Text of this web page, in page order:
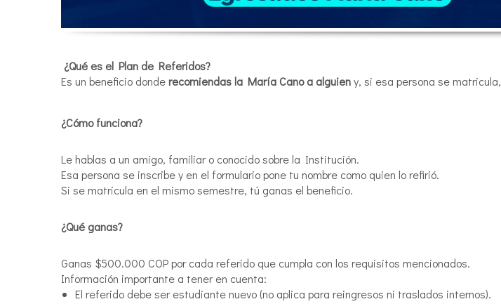
¿Qué es el Plan de Referidos?
Es un beneficio donderecomiendas la María Cano a alguieny, si esa persona se matricula,
¿Cómo funciona?
Le hablas a un amigo, familiar o conocido sobre la Institución.
Esa persona se inscribe y en el formulario pone tu nombre como quien lo refirió.
Si se matricula en el mismo semestre, tú ganas el beneficio.
¿Qué ganas?
Ganas $500.000 COP por cada referido que cumpla con los requisitos mencionados.
Información importante a tener en cuenta:
El referido debe ser estudiante nuevo (no aplica para reingresos ni traslados internos).